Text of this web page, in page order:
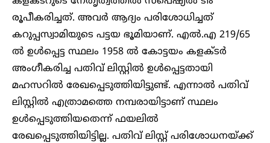
രൂപീകരിച്ചത്. അവർ ആദ്യം പരിശോധിച്ചത്
കറുപ്പസ്വാമിയുടെ പട്ടയ ഭൂമിയാണ്. എൽ.എ 219/65
ൽ ഉൾപ്പെട്ട സ്ഥലം 1958 ൽ കോട്ടയം കളക്ടർ
അംഗീകരിച്ച പതിവ് ലിസ്റ്റിൽ ഉൾപ്പെട്ടതായി
മഹസറിൽ രേഖപ്പെടുത്തിയിട്ടുണ്ട്. എന്നാൽ പതിവ്
ലിസ്റ്റിൽ എത്രാമത്തെ നമ്പരായിട്ടാണ് സ്ഥലം
ഉൾപ്പെടുത്തിയതെന്ന് ഫയലിൽ
രേഖപ്പെടുത്തിയിട്ടില്ല. പതിവ് ലിസ്റ്റ് പരിശോധനയ്ക്ക്